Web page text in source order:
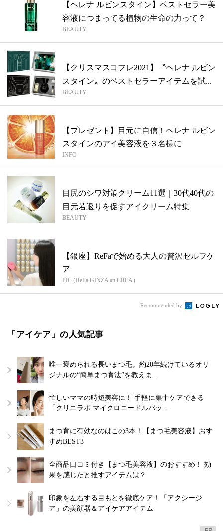
【ヘレナ ルビンスタイン】ベストセラー美
容液につまってる植物の生命の力って？
BEAUTY
【クリスマスコフレ2021】〝ヘレナ ルビン
スタイン〟のベストセラーアイテムを試...
BEAUTY
【プレゼント】目元に自信！ヘレナ ルビン
スタインのアイ美容液を３名様に
INFO
目尻のシワ対策クリーム11選｜30代40代の
目元若返りを促すアイクリーム特集
BEAUTY
【銀座】ReFaで始める大人の贅沢セルフケ
ア
PR（ReFa GINZA on CREA）
Recommended by
「アイケア」の人気記事
唯一褒められる長いまつ毛。約20年続けているオリ
ジナルの“簡単まつ育法”を教えま…
忙しいママの時短美容に！ 手軽に集中ケアできる
「クリニラボ マイクロニードルパッ…
まつ育に有効なのはこの3本！【まつ毛美容液】おす
すめBEST3
全商品口コミ付き【まつ毛美容液】のおすすめ！ 効
果を感じたと推すアイテムは？
印象を左右する目もとを徹底ケア！「アクシージ
ア」の美顔器＆アイケアアイテム